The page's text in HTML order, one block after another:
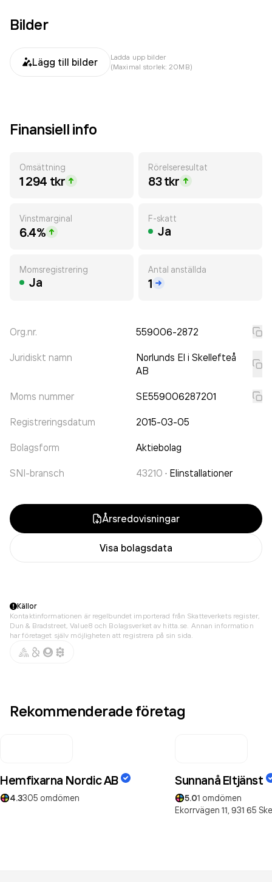
Bilder
Lägg till bilder
Ladda upp bilder
(Maximal storlek: 20MB)
Finansiell info
Omsättning
1 294 tkr
Rörelseresultat
83 tkr
Vinstmarginal
6.4%
F-skatt
Ja
Momsregistrering
Ja
Antal anställda
1
Org.nr. 559006-2872
Juridiskt namn
Norlunds El i Skellefteå
AB
Moms nummer SE559006287201
Registreringsdatum 2015-03-05
Bolagsform Aktiebolag
SNI-bransch 43210 · Elinstallationer
Årsredovisningar
Visa bolagsdata
Källor
Kontaktinformationen är regelbundet importerad från Skatteverkets register,
Dun & Bradstreet, Value8 och Bolagsverket av hitta.se. Annan information
har företaget själv möjligheten att registrera på sin sida.
Rekommenderade företag
Hemfixarna Nordic AB
4.3305 omdömen
Sunnanå Eltjänst
5.01 omdömen
Ekorrvägen 11, 931 65